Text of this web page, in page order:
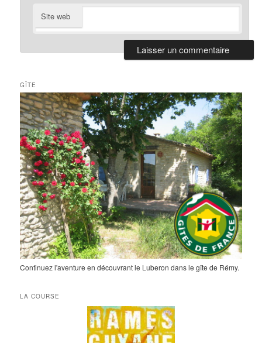
Site web
GÎTE
Continuez l'aventure en découvrant le Luberon dans le gîte de Rémy.
LA COURSE